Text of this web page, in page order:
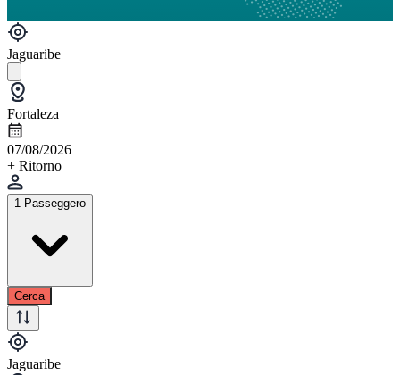
Jaguaribe
Fortaleza
07/08/2026
+ Ritorno
1 Passeggero
Cerca
Jaguaribe